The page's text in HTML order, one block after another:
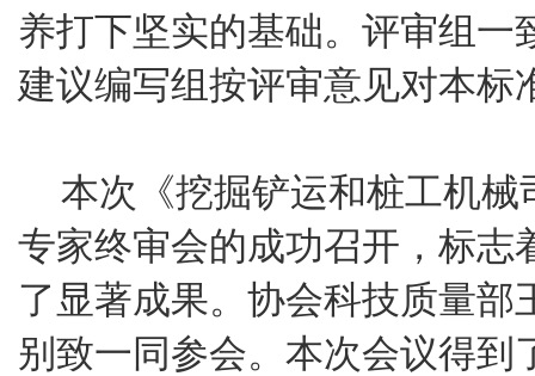
养打下坚实的基础。评审组一
建议编写组按评审意见对本标
本次《挖掘铲运和桩工机
专家终审会的成功召开，标志
了显著成果。协会科技质量部
别致一同参会。本次会议得到